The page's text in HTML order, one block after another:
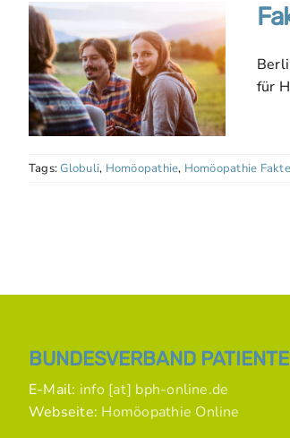
für
Tags:Globuli, Homöopathie, Homöopathie
BUNDESVERBAND
E-Mail: info [at] bph-online.de
Webseite: Homöopathie Online